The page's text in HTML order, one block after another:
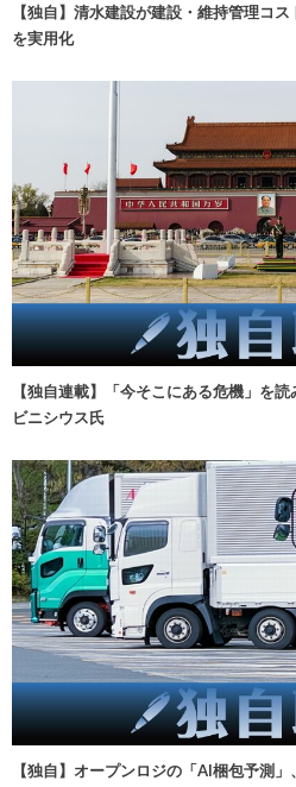
【独自】清水建設が建設・維持管理コ
を実用化
【独自連載】「今そこにある危機」を
ビニシウス氏
【独自】オープンロジの「AI梱包予測